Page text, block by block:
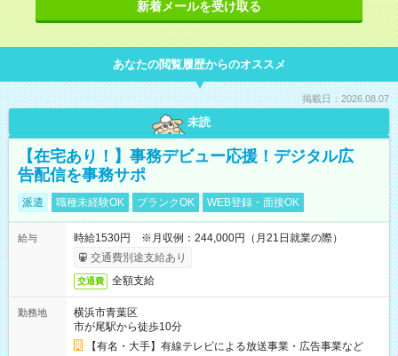
新着メールを受け取る
あなたの閲覧履歴からのオススメ
掲載日：2026.08.07
未読
【在宅あり！】事務デビュー応援！デジタル広
告配信を事務サポ
派遣 職種未経験OK ブランクOK WEB登録・面接OK
給与
時給1530円 ※月収例：244,000円（月21日就業の際）
交通費別途支給あり
交通費 全額支給
勤務地
横浜市青葉区
市が尾駅から徒歩10分
【有名・大手】有線テレビによる放送事業・広告事業など